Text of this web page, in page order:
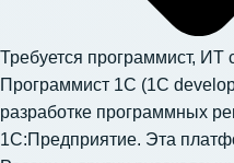
Требуется программист, ИТ
Программист 1С (1C
разработке программных
1С:Предприятие. Эта